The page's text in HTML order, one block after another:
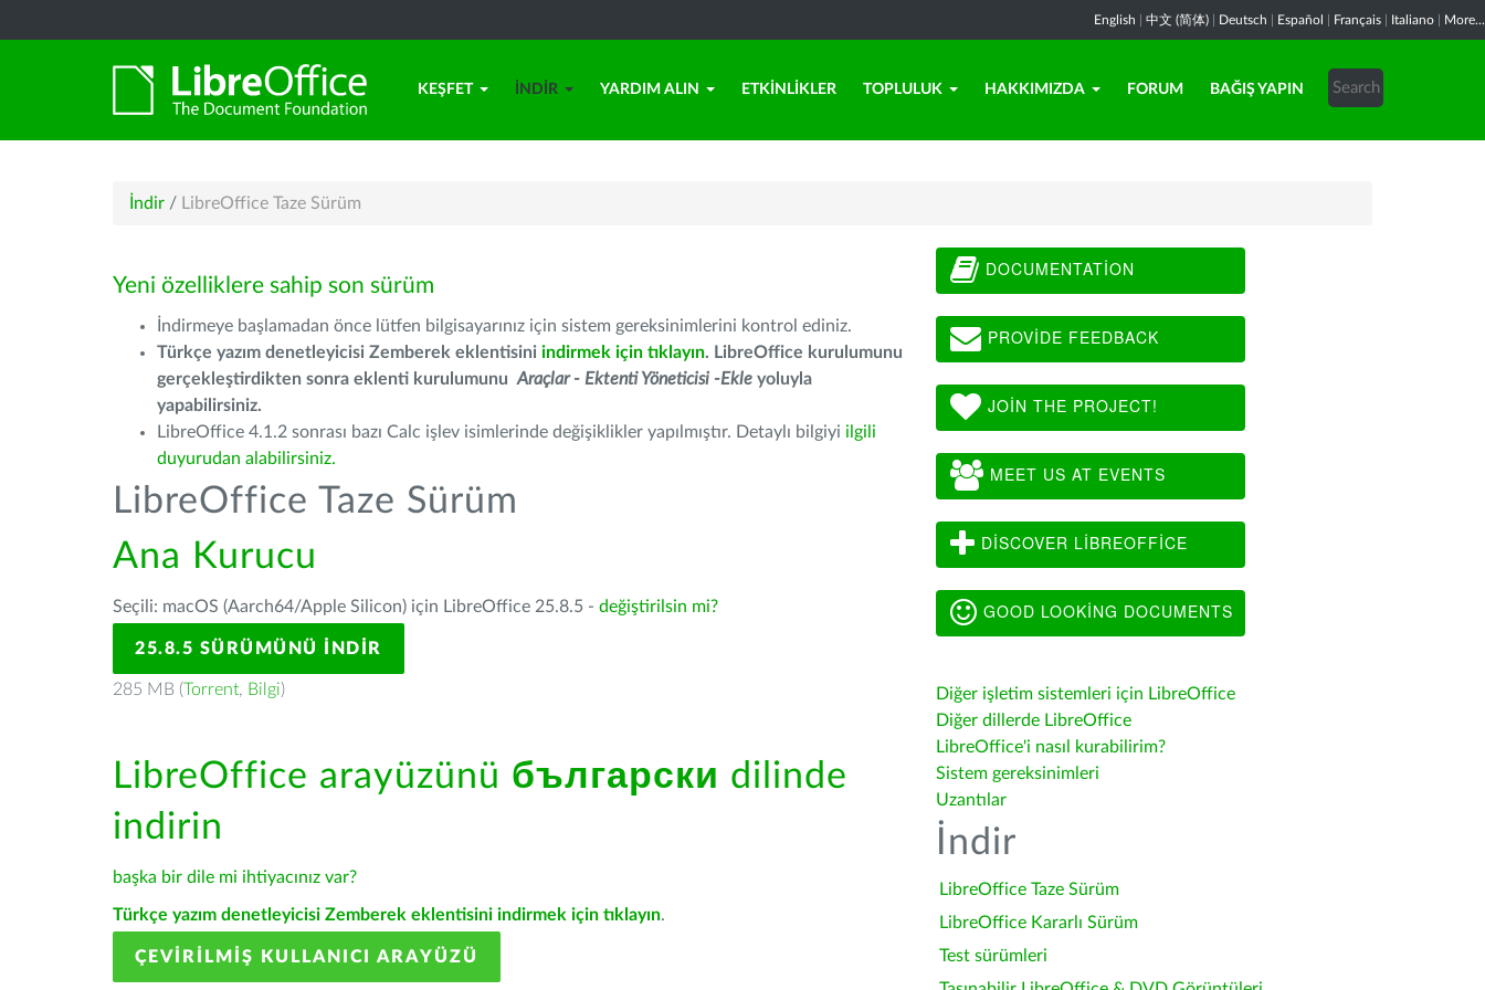
English 中文 (简体) Deutsch Español Français Italiano More...
KEŞFET İNDIR YARDIM ALIN ETKINLIKLER TOPLULUK HAKKIMIZDA FORUM BAĞIŞ YAPIN
İndir / LibreOffice Taze Sürüm
Yeni özelliklere sahip son sürüm
İndirmeye başlamadan önce lütfen bilgisayarınız için sistem gereksinimlerini kontrol ediniz.
Türkçe yazım denetleyicisi Zemberek eklentisini indirmek için tıklayın. LibreOffice kurulumunu
gerçekleştirdikten sonra eklenti kurulumunu Araçlar - Ektenti Yöneticisi -Ekle yoluyla
yapabilirsiniz.
LibreOffice 4.1.2 sonrası bazı Calc işlev isimlerinde değişiklikler yapılmıştır. Detaylı bilgiyi ilgili
duyurudan alabilirsiniz.
LibreOffice Taze Sürüm
Ana Kurucu
Seçili: macOS (Aarch64/Apple Silicon) için LibreOffice 25.8.5 - değiştirilsin mi?
25.8.5 SÜRÜMÜNÜ İNDIR
285 MB (Torrent, Bilgi)
LibreOffice arayüzünü български dilinde
indirin
başka bir dile mi ihtiyacınız var?
Türkçe yazım denetleyicisi Zemberek eklentisini indirmek için tıklayın.
ÇEVIRILMIŞ KULLANICI ARAYÜZÜ
DOCUMENTATION
PROVIDE FEEDBACK
JOIN THE PROJECT!
MEET US AT EVENTS
DISCOVER LIBREOFFICE
GOOD LOOKING DOCUMENTS
Diğer işletim sistemleri için LibreOffice
Diğer dillerde LibreOffice
LibreOffice'i nasıl kurabilirim?
Sistem gereksinimleri
Uzantılar
İndir
LibreOffice Taze Sürüm
LibreOffice Kararlı Sürüm
Test sürümleri